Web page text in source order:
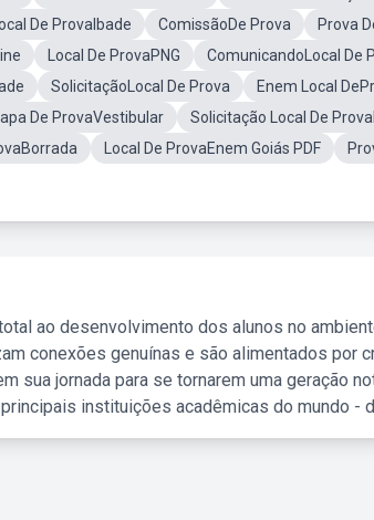
De ProvaIbade ComissãoDe Prova
Prova
Local De ProvaPNG
ComunicandoLocal De
SolicitaçãoLocal De Prova
Enem Local
De ProvaVestibular
Solicitação Local De
Local De ProvaEnem Goiás PDF
ao desenvolvimento dos alunos no
conexões genuínas e são alimentados por
sua jornada para se tornarem uma geração
instituições acadêmicas do mundo -